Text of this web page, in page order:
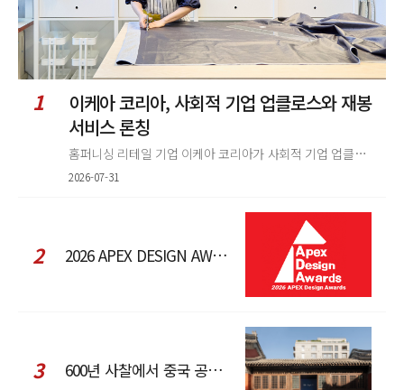
1
이케아 코리아, 사회적 기업 업클로스와 재봉
서비스 론칭
홈퍼니싱 리테일 기업 이케아 코리아가 사회적 기업 업클로스(Upcloth)와 협력해 재봉 서비스를 선보인다. 이번 협업은 이케
2026-07-31
2 2026 APEX DESIGN AWARDS
3 600년 사찰에서 중국 공예와 현대 패션을 직조한 ZARA x Fanglu Lin Pop-Up